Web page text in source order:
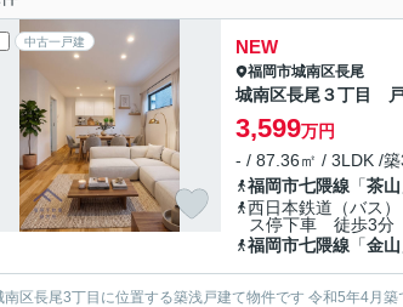
中古一戸建 NEW
福岡市城南区長尾
城南区長尾３丁目
3,599万円
- / 87.36㎡ / 3LDK /
福岡市七隈線 「茶山
西日本鉄道（バス
ス停下車 徒歩3分
福岡市七隈線 「金山
南区長尾3丁目に位置する築浅戸建て物件です 令和5年4月